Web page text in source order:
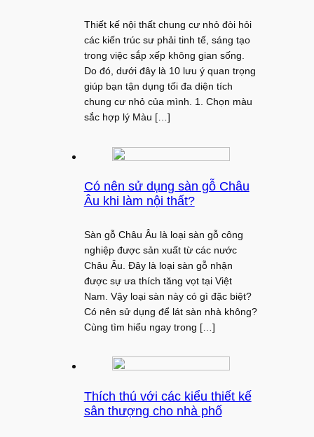
Thiết kế nội thất chung cư nhỏ đòi hỏi
các kiến trúc sư phải tinh tế, sáng tạo
trong việc sắp xếp không gian sống.
Do đó, dưới đây là 10 lưu ý quan trọng
giúp bạn tận dụng tối đa diện tích
chung cư nhỏ của mình. 1. Chọn màu
sắc hợp lý Màu […]
Có nên sử dụng sàn gỗ Châu
Âu khi làm nội thất?
Sàn gỗ Châu Âu là loại sàn gỗ công
nghiệp được sản xuất từ các nước
Châu Âu. Đây là loại sàn gỗ nhận
được sự ưa thích tăng vọt tại Việt
Nam. Vậy loại sàn này có gì đặc biệt?
Có nên sử dụng để lát sàn nhà không?
Cùng tìm hiểu ngay trong […]
Thích thú với các kiểu thiết kế
sân thượng cho nhà phố